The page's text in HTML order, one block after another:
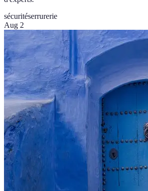
sécuritéserrurerie
Aug 2